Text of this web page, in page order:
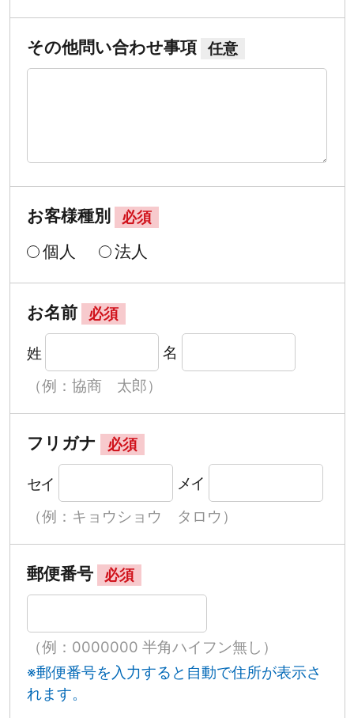
その他問い合わせ事項 任意
お客様種別 必須
個人 法人
お名前 必須
姓
名
（例：協商 太郎）
フリガナ 必須
セイ
メイ
（例：キョウショウ タロウ）
郵便番号 必須
（例：0000000 半角ハイフン無し）
※郵便番号を入力すると自動で住所が表示さ
れます。